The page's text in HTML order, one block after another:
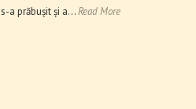
a prăbușit și a…Read More